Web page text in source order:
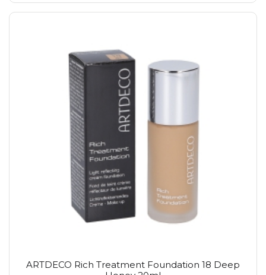
ARTDECO Rich Treatment Foundation 18 Deep